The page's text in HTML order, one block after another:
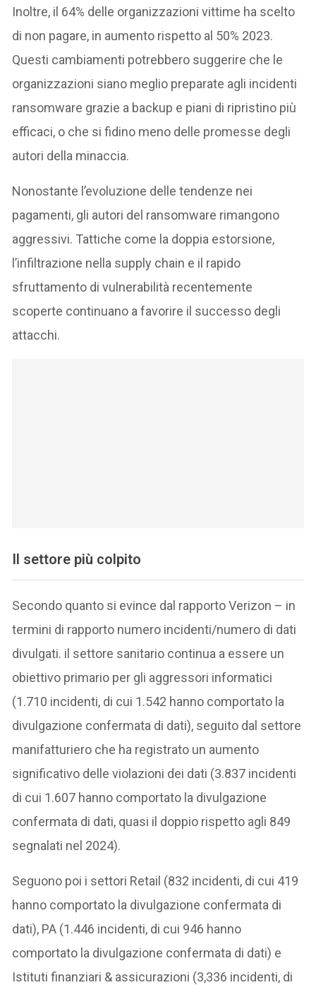
Inoltre, il 64% delle organizzazioni vittime ha scelto
di non pagare, in aumento rispetto al 50% 2023.
Questi cambiamenti potrebbero suggerire che le
organizzazioni siano meglio preparate agli incidenti
ransomware grazie a backup e piani di ripristino più
efficaci, o che si fidino meno delle promesse degli
autori della minaccia.
Nonostante l’evoluzione delle tendenze nei
pagamenti, gli autori del ransomware rimangono
aggressivi. Tattiche come la doppia estorsione,
l’infiltrazione nella supply chain e il rapido
sfruttamento di vulnerabilità recentemente
scoperte continuano a favorire il successo degli
attacchi.
Il settore più colpito
Secondo quanto si evince dal rapporto Verizon – in
termini di rapporto numero incidenti/numero di dati
divulgati. il settore sanitario continua a essere un
obiettivo primario per gli aggressori informatici
(1.710 incidenti, di cui 1.542 hanno comportato la
divulgazione confermata di dati), seguito dal settore
manifatturiero che ha registrato un aumento
significativo delle violazioni dei dati (3.837 incidenti
di cui 1.607 hanno comportato la divulgazione
confermata di dati, quasi il doppio rispetto agli 849
segnalati nel 2024).
Seguono poi i settori Retail (832 incidenti, di cui 419
hanno comportato la divulgazione confermata di
dati), PA (1.446 incidenti, di cui 946 hanno
comportato la divulgazione confermata di dati) e
Istituti finanziari & assicurazioni (3,336 incidenti, di